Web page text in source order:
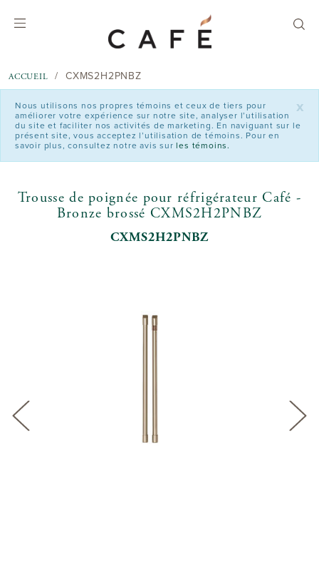
ACCUEIL CXMS2H2PNBZ
x
Nous utilisons nos propres témoins et ceux de tiers pour
améliorer votre expérience sur notre site, analyser l’utilisation
du site et faciliter nos activités de marketing. En naviguant sur le
présent site, vous acceptez l’utilisation de témoins. Pour en
savoir plus, consultez notre avis sur les témoins.
Trousse de poignée pour réfrigérateur Café -
Bronze brossé CXMS2H2PNBZ
CXMS2H2PNBZ